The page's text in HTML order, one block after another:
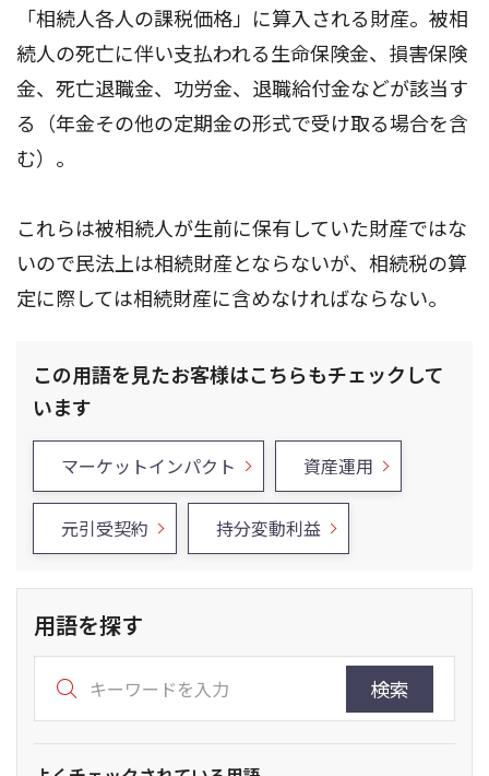
「相続人各人の課税価格」に算入される財産。被相
続人の死亡に伴い支払われる生命保険金、損害保険
金、死亡退職金、功労金、退職給付金などが該当す
る（年金その他の定期金の形式で受け取る場合を含
む）。
これらは被相続人が生前に保有していた財産ではな
いので民法上は相続財産とならないが、相続税の算
定に際しては相続財産に含めなければならない。
この用語を見たお客様はこちらもチェックして
います
マーケットインパクト 資産運用
元引受契約 持分変動利益
用語を探す
検索